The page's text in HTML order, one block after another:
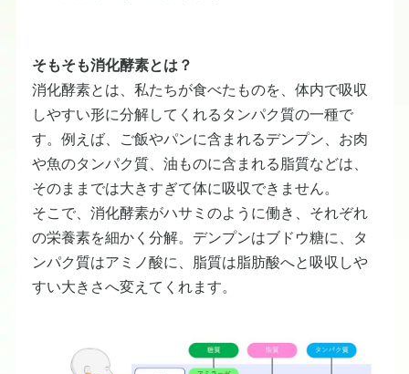
そもそも消化酵素とは？
消化酵素とは、私たちが食べたものを、体内で吸収
しやすい形に分解してくれるタンパク質の一種で
す。例えば、ご飯やパンに含まれるデンプン、お肉
や魚のタンパク質、油ものに含まれる脂質などは、
そのままでは大きすぎて体に吸収できません。
そこで、消化酵素がハサミのように働き、それぞれ
の栄養素を細かく分解。デンプンはブドウ糖に、タ
ンパク質はアミノ酸に、脂質は脂肪酸へと吸収しや
すい大きさへ変えてくれます。